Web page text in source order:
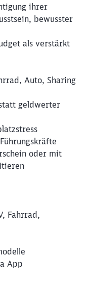
ihrer
bewusster
als verstärkt
Auto, Sharing
geldwerter
oder mit
Fahrrad,
App